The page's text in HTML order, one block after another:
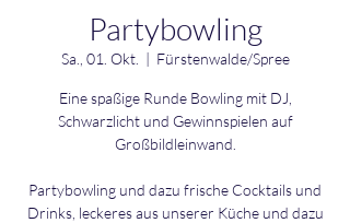
Partybowling
Sa., 01. Okt.
  |
Fürstenwalde/Spree
Eine spaßige Runde Bowling mit DJ,
Schwarzlicht und Gewinnspielen auf
Großbildleinwand.
Partybowling und dazu frische Cocktails und
Drinks, leckeres aus unserer Küche und dazu